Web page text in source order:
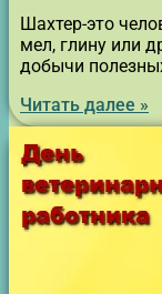
Шахтер-это
мел, глину или
добычи
Читать далее »